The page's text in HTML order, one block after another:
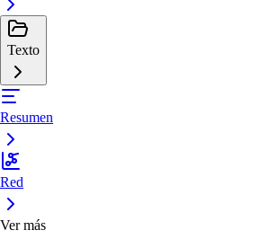
Texto
Resumen
Red
Ver más